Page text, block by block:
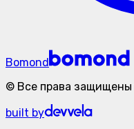
Bomond
© Все права защищены
built by